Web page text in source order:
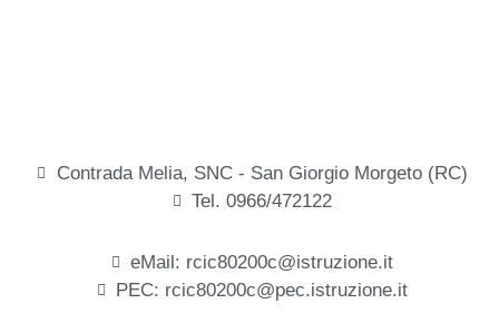
Contrada Melia, SNC - San Giorgio Morgeto (RC)
Tel. 0966/472122
eMail: rcic80200c@istruzione.it
PEC: rcic80200c@pec.istruzione.it